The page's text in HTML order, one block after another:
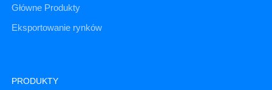
Główne Produkty
Eksportowanie rynków
PRODUKTY